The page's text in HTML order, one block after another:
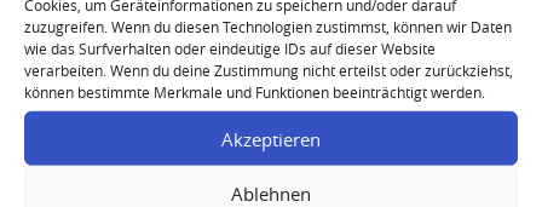
Cookies, um Geräteinformationen zu speichern und/oder darauf
zuzugreifen. Wenn du diesen Technologien zustimmst, können wir Daten
wie das Surfverhalten oder eindeutige IDs auf dieser Website
verarbeiten. Wenn du deine Zustimmung nicht erteilst oder zurückziehst,
können bestimmte Merkmale und Funktionen beeinträchtigt werden.
Akzeptieren
Ablehnen